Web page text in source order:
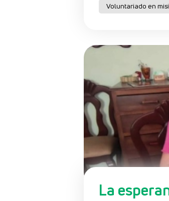
Voluntariado en
La